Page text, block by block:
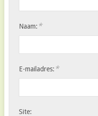
Naam: *
E-mailadres: *
Site: